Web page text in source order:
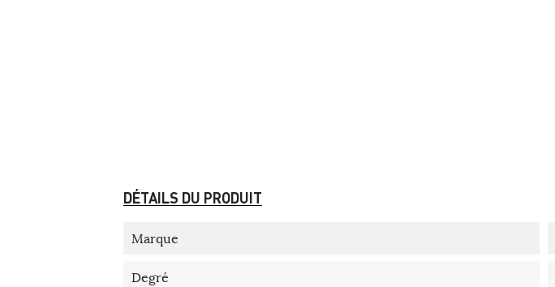
DÉTAILS DU PRODUIT
Marque
Degré